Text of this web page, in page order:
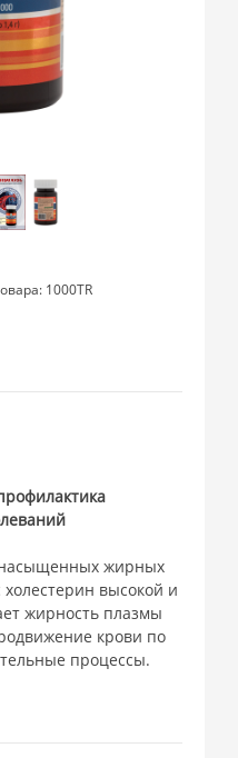
1000TR
жирных
высокой и
жирность плазмы
крови по
процессы.